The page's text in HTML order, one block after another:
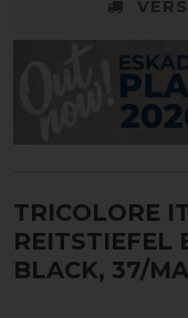
TRICOLORE
REITSTIEFEL
BLACK, 37/